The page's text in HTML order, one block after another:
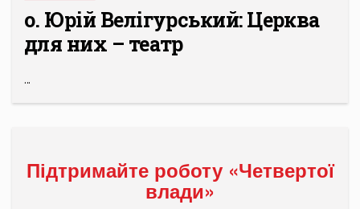
о. Юрій Велігурський: Церква
для них – театр
...
Підтримайте роботу «Четвертої
влади»